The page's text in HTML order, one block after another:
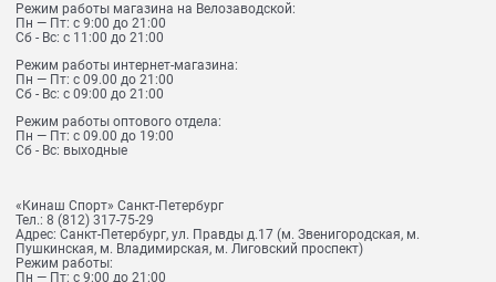
Режим работы магазина на Велозаводской:
Пн — Пт: с 9:00 до 21:00
Сб - Вс: с 11:00 до 21:00
Режим работы интернет-магазина:
Пн — Пт: с 09.00 до 21:00
Сб - Вс: с 09:00 до 21:00
Режим работы оптового отдела:
Пн — Пт: с 09.00 до 19:00
Сб - Вс: выходные
«Кинаш Спорт» Санкт-Петербург
Тел.: 8 (812) 317-75-29
Адрес: Санкт-Петербург, ул. Правды д.17 (м. Звенигородская, м.
Пушкинская, м. Владимирская, м. Лиговский проспект)
Режим работы:
Пн — Пт: с 9:00 до 21:00